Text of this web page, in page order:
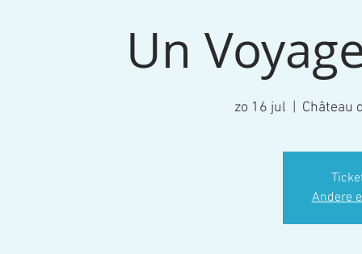
Un
zo 16 jul Château
Andere